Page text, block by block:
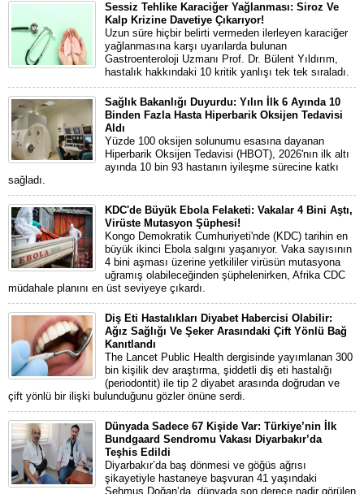
Sessiz Tehlike Karaciğer Yağlanması: Siroz Ve
Kalp Krizine Davetiye Çıkarıyor!
Uzun süre hiçbir belirti vermeden ilerleyen karaciğer
yağlanmasına karşı uyarılarda bulunan
Gastroenteroloji Uzmanı Prof. Dr. Bülent Yıldırım,
hastalık hakkındaki 10 kritik yanlışı tek tek sıraladı.
Sağlık Bakanlığı Duyurdu: Yılın İlk 6 Ayında 10
Binden Fazla Hasta Hiperbarik Oksijen Tedavisi
Aldı
Yüzde 100 oksijen solunumu esasına dayanan
Hiperbarik Oksijen Tedavisi (HBOT), 2026'nın ilk altı
ayında 10 bin 93 hastanın iyileşme sürecine katkı
sağladı.
KDC'de Büyük Ebola Felaketi: Vakalar 4 Bini Aştı,
Virüste Mutasyon Şüphesi!
Kongo Demokratik Cumhuriyeti'nde (KDC) tarihin en
büyük ikinci Ebola salgını yaşanıyor. Vaka sayısının
4 bini aşması üzerine yetkililer virüsün mutasyona
uğramış olabileceğinden şüphelenirken, Afrika CDC
müdahale planını en üst seviyeye çıkardı.
Diş Eti Hastalıkları Diyabet Habercisi Olabilir:
Ağız Sağlığı Ve Şeker Arasındaki Çift Yönlü Bağ
Kanıtlandı
The Lancet Public Health dergisinde yayımlanan 300
bin kişilik dev araştırma, şiddetli diş eti hastalığı
(periodontit) ile tip 2 diyabet arasında doğrudan ve
çift yönlü bir ilişki bulunduğunu gözler önüne serdi.
Dünyada Sadece 67 Kişide Var: Türkiye’nin İlk
Bundgaard Sendromu Vakası Diyarbakır’da
Teşhis Edildi
Diyarbakır’da baş dönmesi ve göğüs ağrısı
şikayetiyle hastaneye başvuran 41 yaşındaki
Şehmus Doğan’da, dünyada son derece nadir görülen